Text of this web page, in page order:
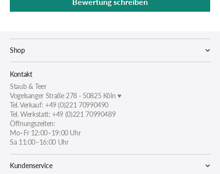
Shop
Kontakt
Staub & Teer
Vogelsanger Straße 278 · 50825 Köln ♥
Tel. Verkauf: +49 (0)221 70990490
Tel. Werkstatt: +49 (0)221 70990489
Öffnungszeiten:
Mo–Fr 12:00–19:00 Uhr
Sa 11:00–16:00 Uhr
Kundenservice